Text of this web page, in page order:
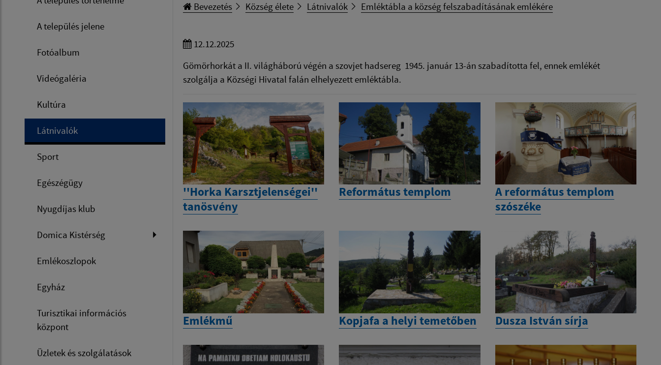
A település jelene
Fotóalbum
Videógaléria
Kultúra
Látnivalók
Sport
Egészégügy
Nyugdíjas klub
Domica Kistérség
Emlékoszlopok
Egyház
Turisztikai információs
központ
Üzletek és szolgálatások
Bevezetés Község élete Látnivalók Emléktábla a község felszabadításának emlékére
12.12.2025
Gömörhorkát a II. világháború végén a szovjet hadsereg 1945. január 13-án szabadította fel, ennek emlékét
szolgálja a Községi Hivatal falán elhelyezett emléktábla.
''Horka Karsztjelenségei''
tanösvény
Református templom
A református templom
szószéke
Emlékmű Kopjafa a helyi temetőben Dusza István sírja